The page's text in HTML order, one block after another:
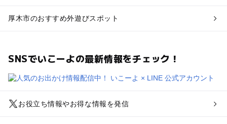
厚木市のおすすめ外遊びスポット
SNSでいこーよの最新情報をチェック！
お役立ち情報やお得な情報を発信